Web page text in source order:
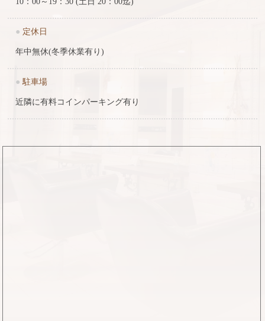
● 定休日
年中無休(冬季休業有り)
● 駐車場
近隣に有料コインパーキング有り